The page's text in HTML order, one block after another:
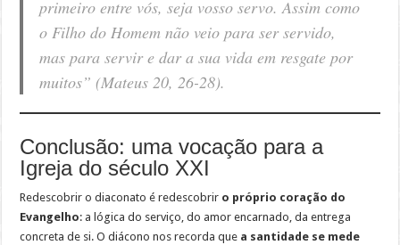
primeiro entre vós, seja vosso servo. Assim como
o Filho do Homem não veio para ser servido,
mas para servir e dar a sua vida em resgate por
muitos” (Mateus 20, 26-28).
Conclusão: uma vocação para a
Igreja do século XXI
Redescobrir o diaconato é redescobrir o próprio coração do
Evangelho: a lógica do serviço, do amor encarnado, da entrega
concreta de si. O diácono nos recorda que a santidade se mede